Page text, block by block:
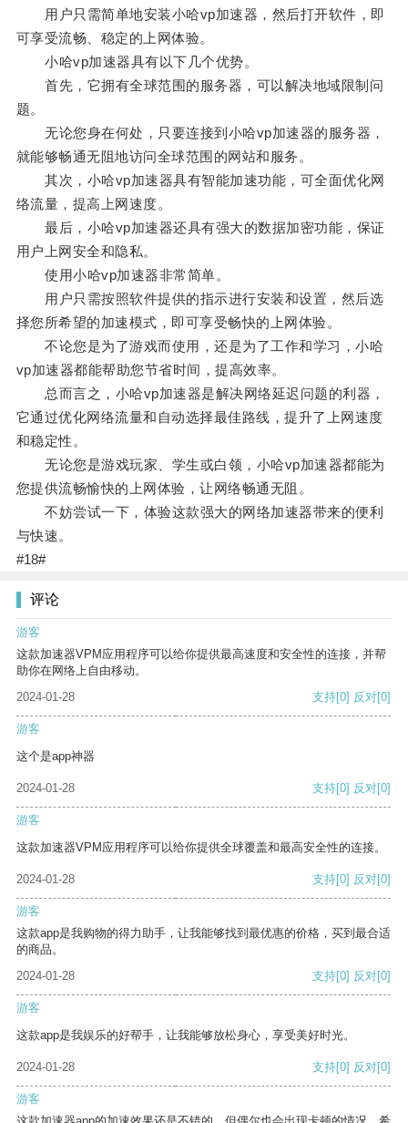
用户只需简单地安装小哈vp加速器，然后打开软件，即
可享受流畅、稳定的上网体验。
小哈vp加速器具有以下几个优势。
首先，它拥有全球范围的服务器，可以解决地域限制问
题。
无论您身在何处，只要连接到小哈vp加速器的服务器，
就能够畅通无阻地访问全球范围的网站和服务。
其次，小哈vp加速器具有智能加速功能，可全面优化网
络流量，提高上网速度。
最后，小哈vp加速器还具有强大的数据加密功能，保证
用户上网安全和隐私。
使用小哈vp加速器非常简单。
用户只需按照软件提供的指示进行安装和设置，然后选
择您所希望的加速模式，即可享受畅快的上网体验。
不论您是为了游戏而使用，还是为了工作和学习，小哈
vp加速器都能帮助您节省时间，提高效率。
总而言之，小哈vp加速器是解决网络延迟问题的利器，
它通过优化网络流量和自动选择最佳路线，提升了上网速度
和稳定性。
无论您是游戏玩家、学生或白领，小哈vp加速器都能为
您提供流畅愉快的上网体验，让网络畅通无阻。
不妨尝试一下，体验这款强大的网络加速器带来的便利
与快速。
#18#
评论
游客
这款加速器VPM应用程序可以给你提供最高速度和安全性的连接，并帮
助你在网络上自由移动。
2024-01-28
支持[0] 反对[0]
游客
这个是app神器
2024-01-28 支持[0] 反对[0]
游客
这款加速器VPM应用程序可以给你提供全球覆盖和最高安全性的连接。
2024-01-28 支持[0] 反对[0]
游客
这款app是我购物的得力助手，让我能够找到最优惠的价格，买到最合适
的商品。
2024-01-28
支持[0] 反对[0]
游客
这款app是我娱乐的好帮手，让我能够放松身心，享受美好时光。
2024-01-28 支持[0] 反对[0]
游客